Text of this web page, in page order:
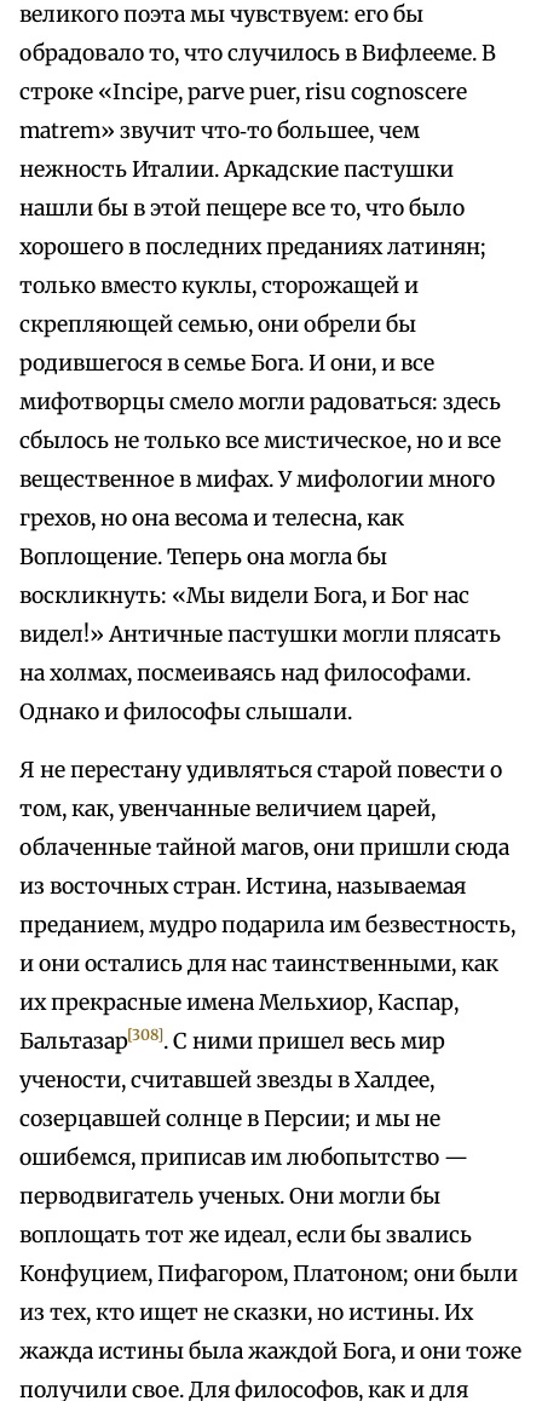
великого поэта мы чувствуем: его бы
обрадовало то, что случилось в Вифлееме. В
строке «Incipe, parve puer, risu cognoscere
matrem» звучит что‑то большее, чем
нежность Италии. Аркадские пастушки
нашли бы в этой пещере все то, что было
хорошего в последних преданиях латинян;
только вместо куклы, сторожащей и
скрепляющей семью, они обрели бы
родившегося в семье Бога. И они, и все
мифотворцы смело могли радоваться: здесь
сбылось не только все мистическое, но и все
вещественное в мифах. У мифологии много
грехов, но она весома и телесна, как
Воплощение. Теперь она могла бы
воскликнуть: «Мы видели Бога, и Бог нас
видел!» Античные пастушки могли плясать
на холмах, посмеиваясь над философами.
Однако и философы слышали.
Я не перестану удивляться старой повести о
том, как, увенчанные величием царей,
облаченные тайной магов, они пришли сюда
из восточных стран. Истина, называемая
преданием, мудро подарила им безвестность,
и они остались для нас таинственными, как
их прекрасные имена Мельхиор, Каспар,
Бальтазар[308]. С ними пришел весь мир
учености, считавшей звезды в Халдее,
созерцавшей солнце в Персии; и мы не
ошибемся, приписав им любопытство —
перводвигатель ученых. Они могли бы
воплощать тот же идеал, если бы звались
Конфуцием, Пифагором, Платоном; они были
из тех, кто ищет не сказки, но истины. Их
жажда истины была жаждой Бога, и они тоже
получили свое. Для философов, как и для